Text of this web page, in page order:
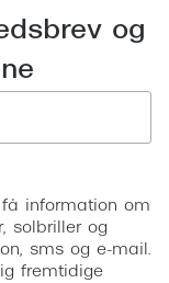
og
få information om
solbriller og
sms og e-mail.
fremtidige